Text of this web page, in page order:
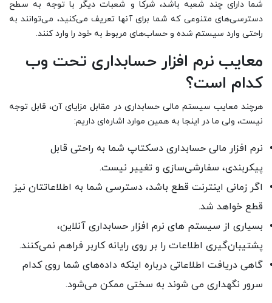
شما دارای چند شعبه باشد، شرکا و شعبات دیگر با توجه به سطح
دسترسی‌های متنوعی که شما برای آنها تعریف می‌کنید، می‌توانند به
راحتی وارد سیستم شده و حساب‌های مربوط به خود را وارد کنند.
معایب نرم افزار حسابداری تحت وب
کدام است؟
هرچند معایب سیستم مالی حسابداری در مقابل مزایای آن، قابل توجه
نیست، ولی ما در اینجا به همین موارد اشاره‌ای داریم:
نرم افزار مالی حسابداری دسکتاپ شما به راحتی قابل
پیکربندی، سفارشی‌سازی و تغییر نیست.
اگر زمانی اینترنت قطع باشد، دسترسی شما به اطلاعاتتان نیز
قطع خواهد شد.
بسیاری از سیستم های نرم افزار حسابداری آنلاین،
پشتیبان‌گیری اطلاعات را بر روی رایانه کاربر فراهم نمی‌کنند.
گاهی دریافت اطلاعاتی درباره اینکه داده‌های شما روی کدام
سرور نگهداری می شوند به سختی ممکن می‌شود.